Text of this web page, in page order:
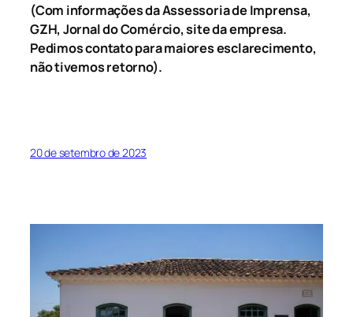
(Com informações da Assessoria de Imprensa,
GZH, Jornal do Comércio, site da empresa.
Pedimos contato para maiores esclarecimento,
não tivemos retorno).
20 de setembro de 2023